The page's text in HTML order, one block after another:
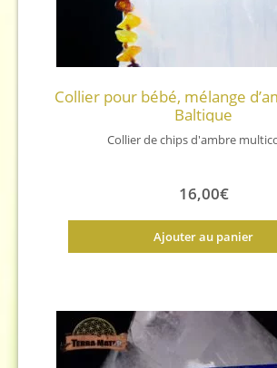
Collier pour bébé, mélange
Baltique
Collier de chips d'ambre
16,00€
Ajouter au panier